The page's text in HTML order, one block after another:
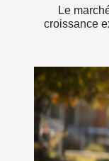
Le
croissance